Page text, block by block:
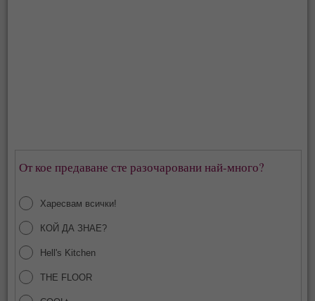
От кое предаване сте разочаровани най-много?
Харесвам всички!
КОЙ ДА ЗНАЕ?
Hell's Kitchen
THE FLOOR